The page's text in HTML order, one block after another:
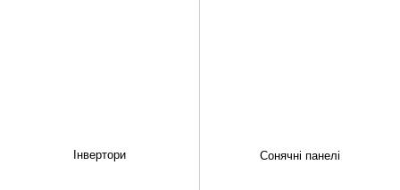
Інвертори Сонячні панелі